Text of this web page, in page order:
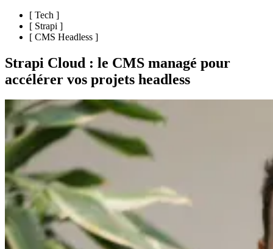
[ Tech ]
[ Strapi ]
[ CMS Headless ]
Strapi Cloud : le CMS managé pour
accélérer vos projets headless